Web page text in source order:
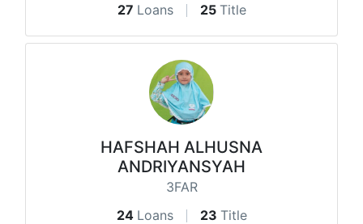
27 Loans 25 Title
HAFSHAH ALHUSNA
ANDRIYANSYAH
3FAR
24 Loans 23 Title